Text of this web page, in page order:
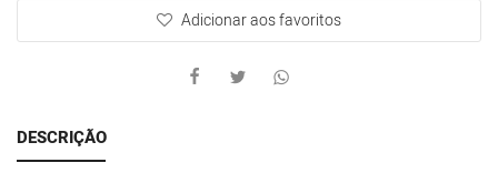
Adicionar aos favoritos
DESCRIÇÃO